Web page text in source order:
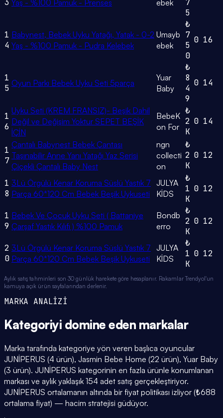
3 Yaş - %100 Pamuk - Prenses ebek
7
5
1
4
Babynest, Bebek Uyku Yatağı, Yatak - 0-2
Yaş - %100 Pamuk - Pudra Kelebek
Umayb
ebek
₺
7
5
0
0 16
1
5 Oyun Parkı Bebek Uyku Seti 5parça
Yuar
Baby
₺
8
4
9
0 14
1
6
Uyku Seti (KREM FRANSIZ)- Beşik Dahil
Değil ve Değişim Yoktur SEPET BEŞİK
İÇİN
BebeK
on For
₺
2
K
0 14
1
7
Çantalı Babynest Bebek Çantası
Taşınabilir Anne Yanı Yatağı Yaz Serisi
Çiçekli Çantalı Baby Nest
ngn
collecti
on
₺
2
K
0 12
1
8
3Lü Örgülü Kenar Koruma Süslü Yastık 7
Parça 60*120 Cm Bebek Beşik Uykuseti
JULYA
KİDS
₺
1
K
0 12
1
9
Bebek Ve Çocuk Uyku Seti ( Battaniye
Çarşaf Yastık Kılıfı ) %100 Pamuk
Bondb
erro
₺
2
K
0 12
2
0
3Lü Örgülü Kenar Koruma Süslü Yastık 7
Parça 60*120 Cm Bebek Beşik Uykuseti
JULYA
KİDS
₺
1
K
0 12
Aylık satış tahminleri son 30 günlük harekete göre hesaplanır. Rakamlar Trendyol'un
kamuya açık ürün sayfalarından derlenir.
MARKA ANALİZİ
Kategoriyi domine eden markalar
Marka tarafında kategoriye yön veren başlıca oyuncular
JUNİPERUS (4 ürün), Jasmin Bebe Home (22 ürün), Yuar Baby
(3 ürün). JUNİPERUS kategorinin en fazla ürünle konumlanan
markası ve aylık yaklaşık 154 adet satış gerçekleştiriyor.
JUNİPERUS ortalamanın altında bir fiyat politikası izliyor (₺688
ortalama fiyat) — hacim stratejisi güdüyor.